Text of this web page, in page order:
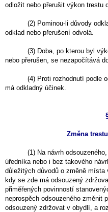
odložit nebo přerušit výkon trestu
(2) Pominou-li důvody
odklad nebo přerušení odvolá.
(3) Doba, po kterou byl
nebo přerušen, se nezapočítává
(4) Proti rozhodnutí podle
má odkladný účinek.
Změna
(1) Na návrh
úředníka nebo i bez takového
důležitých důvodů o změně místa
kdy se zde má odsouzený
přiměřených povinností
neprospěch odsouzeného změnit
odsouzený zdržovat v obydlí, a